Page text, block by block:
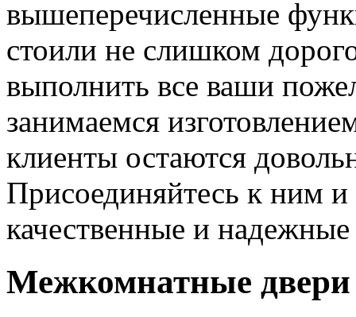
вышеперечисленные
стоили не слишком
выполнить все ваши
занимаемся
клиенты остаются
Присоединяйтесь к ним
качественные и
Межкомнатные двери